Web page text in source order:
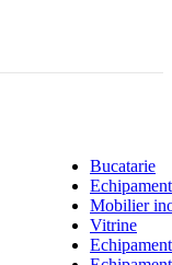
Bucatarie
Mobilier
Vitrine